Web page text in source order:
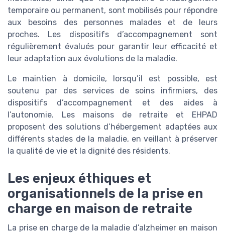
temporaire ou permanent, sont mobilisés pour répondre
aux besoins des personnes malades et de leurs
proches. Les dispositifs d’accompagnement sont
régulièrement évalués pour garantir leur efficacité et
leur adaptation aux évolutions de la maladie.
Le maintien à domicile, lorsqu’il est possible, est
soutenu par des services de soins infirmiers, des
dispositifs d’accompagnement et des aides à
l’autonomie. Les maisons de retraite et EHPAD
proposent des solutions d’hébergement adaptées aux
différents stades de la maladie, en veillant à préserver
la qualité de vie et la dignité des résidents.
Les enjeux éthiques et
organisationnels de la prise en
charge en maison de retraite
La prise en charge de la maladie d’alzheimer en maison